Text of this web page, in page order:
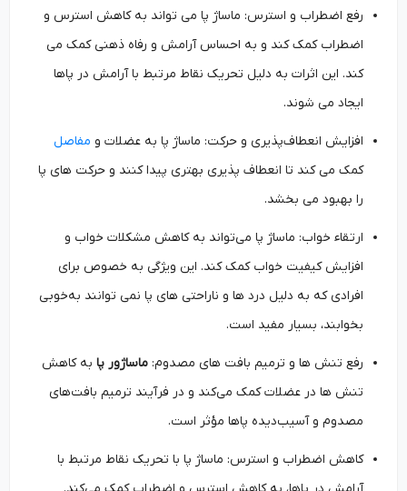
رفع اضطراب و استرس: ماساژ پا می ‌تواند به کاهش استرس و
اضطراب کمک کند و به احساس آرامش و رفاه ذهنی کمک می
‌کند. این اثرات به دلیل تحریک نقاط مرتبط با آرامش در پاها
ایجاد می ‌شوند.
افزایش انعطاف‌پذیری و حرکت: ماساژ پا به عضلات ومفاصل
کمک می‌ کند تا انعطاف ‌پذیری بهتری پیدا کنند و حرکت‌ های پا
را بهبود می بخشد.
ارتقاء خواب: ماساژ پا می‌تواند به کاهش مشکلات خواب و
افزایش کیفیت خواب کمک کند. این ویژگی به خصوص برای
افرادی که به دلیل درد ها و ناراحتی ‌های پا نمی ‌توانند به‌خوبی
بخوابند، بسیار مفید است.
رفع تنش‌ ها و ترمیم بافت ‌های مصدوم:ماساژور پابه کاهش
تنش ‌ها در عضلات کمک می‌کند و در فرآیند ترمیم بافت‌های
مصدوم و آسیب‌دیده پاها مؤثر است.
کاهش اضطراب و استرس: ماساژ پا با تحریک نقاط مرتبط با